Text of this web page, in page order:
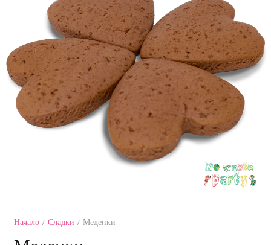
Начало/ Сладки / Меденки